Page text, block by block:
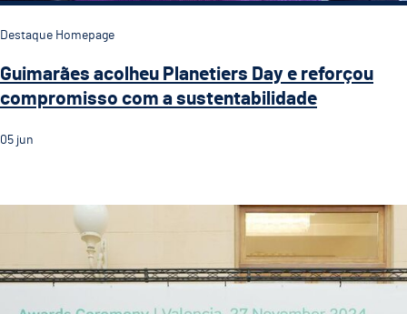
Destaque Homepage
Guimarães acolheu Planetiers Day e reforçou
compromisso com a sustentabilidade
05 jun
Com o título de CVE 2026 Guimarães terá ainda